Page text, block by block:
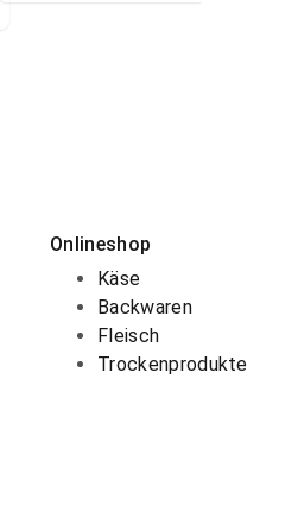
Onlineshop
Käse
Backwaren
Fleisch
Trockenprodukte